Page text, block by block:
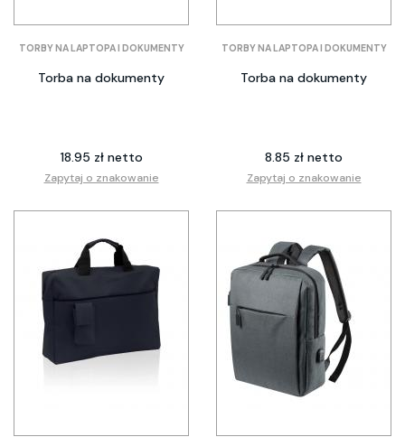
TORBY NA LAPTOPA I DOKUMENTY
Torba na dokumenty
18.95 zł netto
Zapytaj o znakowanie
TORBY NA LAPTOPA I DOKUMENTY
Torba na dokumenty
8.85 zł netto
Zapytaj o znakowanie